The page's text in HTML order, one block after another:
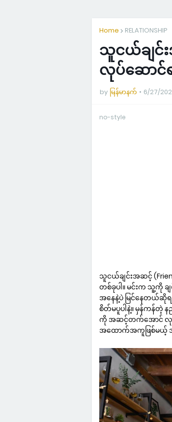
Home RELATIONSHIP
သူငယ်ချ
လုပ်ဆောင်
by မြန်မာနက် 6/27/
no-style
သူငယ်ချင်းအဆင့်
တစ်ခုပါ။ မင်းက သူ့ကို
အနေနဲ့ပဲ မြင်နေတယ်ဆို
စိတ်မပူပါနဲ့။ မှန်ကန်တဲ့
ကို အဆင့်တက်အောင် လုပ်
အထောက်အကူဖြစ်မယ့် အခ